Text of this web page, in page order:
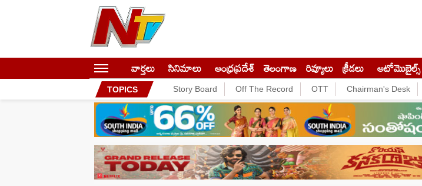
వార్తలు సినిమాలు ఆంధ్రప్రదేశ్ తెలంగాణ రివ్యూలు క్రీడలు ఆటోమొబైల్స్
TOPICS Story Board Off The Record OTT Chairman's Desk